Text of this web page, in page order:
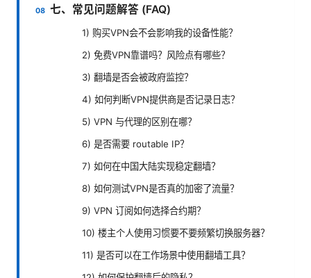
七、常见问题解答 (FAQ)
1) 购买VPN会不会影响我的设备性能？
2) 免费VPN靠谱吗？风险点有哪些？
3) 翻墙是否会被政府监控？
4) 如何判断VPN提供商是否记录日志？
5) VPN 与代理的区别在哪？
6) 是否需要 routable IP？
7) 如何在中国大陆实现稳定翻墙？
8) 如何测试VPN是否真的加密了流量？
9) VPN 订阅如何选择合约期？
10) 楼主个人使用习惯要不要频繁切换服务器？
11) 是否可以在工作场景中使用翻墙工具？